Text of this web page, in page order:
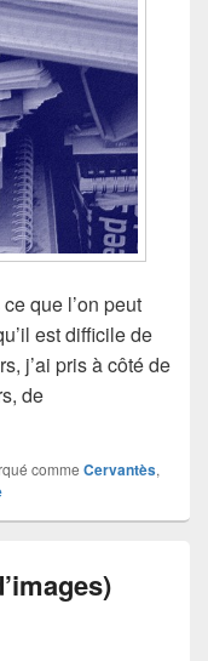
que l’on peut
est difficile de
j’ai pris à côté de
de
comme Cervantès,